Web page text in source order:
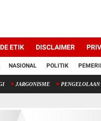
ETIK DISCLAIMER
NASIONAL POLITIK
PENGELOLAAN